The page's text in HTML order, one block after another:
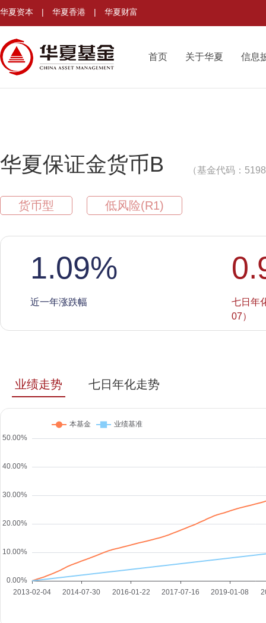
华夏资本 | 华夏香港 | 华夏财富
首页 关于华夏 信息
华夏保证金货币B （基金代码：
货币型 低风险(R1)
1.09%
近一年涨跌幅
七日年
07）
业绩走势 七日年化走势